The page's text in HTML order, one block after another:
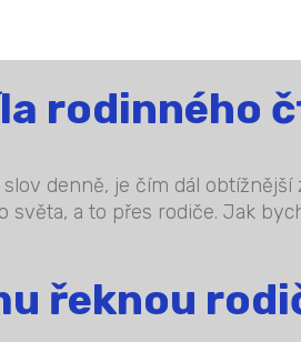
rodinného
denně, je čím dál
světa, a to přes rodiče. Jak
řeknou